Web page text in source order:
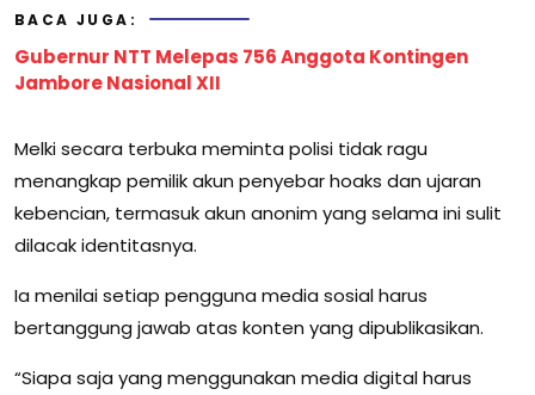
BACA JUGA:
Gubernur NTT Melepas 756 Anggota Kontingen
Jambore Nasional XII
Melki secara terbuka meminta polisi tidak ragu
menangkap pemilik akun penyebar hoaks dan ujaran
kebencian, termasuk akun anonim yang selama ini sulit
dilacak identitasnya.
Ia menilai setiap pengguna media sosial harus
bertanggung jawab atas konten yang dipublikasikan.
“Siapa saja yang menggunakan media digital harus